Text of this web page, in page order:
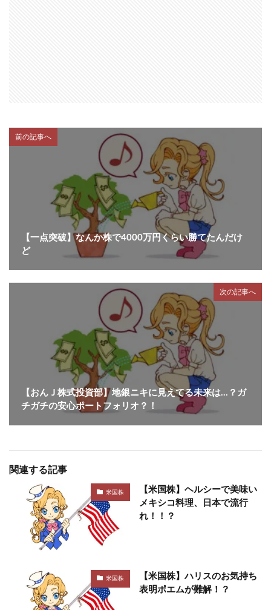
前の記事へ
【一点突破】なんか株で4000万円くらい勝てたんだけ
ど
次の記事へ
【おんＪ株式投資部】地銀ニキに見えてる未来は…？ガ
チガチの安心ポートフォリオ？！
関連する記事
米国株
【米国株】ヘルシーで美味い
メキシコ料理、日本で流行
れ！！？
米国株
【米国株】ハリスのお気持ち
表明ポエムが難解！？